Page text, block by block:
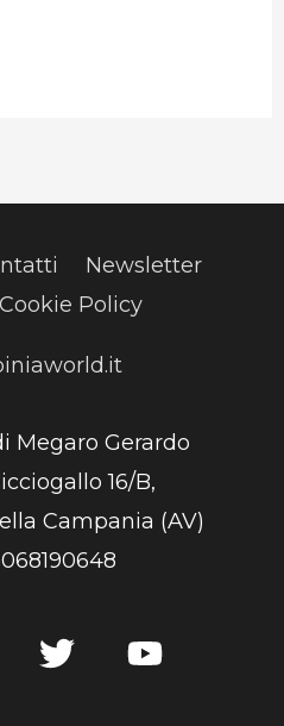
Newsletter
Policy
Megaro Gerardo
16/B,
Campania (AV)